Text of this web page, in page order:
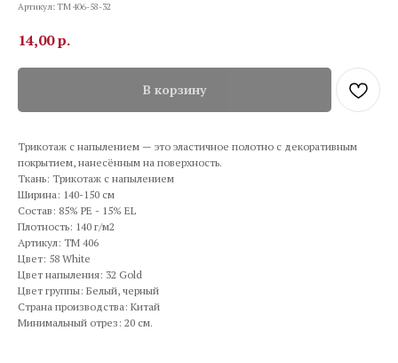
Артикул:TM 406-58-32
14,00р.
В корзину
Трикотаж с напылением — это эластичное полотно с декоративным
покрытием, нанесённым на поверхность.
Ткань: Трикотаж с напылением
Ширина: 140-150 см
Состав: 85% PE - 15% EL
Плотность: 140 г/м2
Артикул: TM 406
Цвет: 58 White
Цвет напыления: 32 Gold
Цвет группы: Белый, черный
Страна производства: Китай
Минимальный отрез: 20 см.